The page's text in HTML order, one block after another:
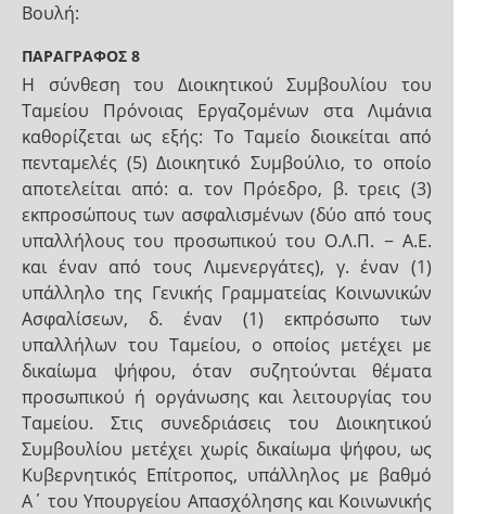
Βουλή:
ΠΑΡΑΓΡΑΦΟΣ 8
Η σύνθεση του Διοικητικού Συμβουλίου του
Ταμείου Πρόνοιας Εργαζομένων στα Λιμάνια
καθορίζεται ως εξής: Το Ταμείο διοικείται από
πενταμελές (5) Διοικητικό Συμβούλιο, το οποίο
αποτελείται από: α. τον Πρόεδρο, β. τρεις (3)
εκπροσώπους των ασφαλισμένων (δύο από τους
υπαλλήλους του προσωπικού του Ο.Λ.Π. − Α.Ε.
και έναν από τους Λιμενεργάτες), γ. έναν (1)
υπάλληλο της Γενικής Γραμματείας Κοινωνικών
Ασφαλίσεων, δ. έναν (1) εκπρόσωπο των
υπαλλήλων του Ταμείου, ο οποίος μετέχει με
δικαίωμα ψήφου, όταν συζητούνται θέματα
προσωπικού ή οργάνωσης και λειτουργίας του
Ταμείου. Στις συνεδριάσεις του Διοικητικού
Συμβουλίου μετέχει χωρίς δικαίωμα ψήφου, ως
Κυβερνητικός Επίτροπος, υπάλληλος με βαθμό
Α΄ του Υπουργείου Απασχόλησης και Κοινωνικής